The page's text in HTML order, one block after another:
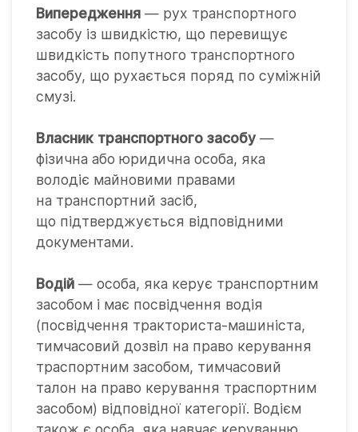
Випередження — рух транспортного
засобу із швидкістю, що перевищує
швидкість попутного транспортного
засобу, що рухається поряд по суміжній
смузі.
Власник транспортного засобу—
фізична або юридична особа, яка
володіє майновими правами
на транспортний засіб,
що підтверджується відповідними
документами.
Водій — особа, яка керує транспортним
засобом і має посвідчення водія
(посвідчення тракториста-машиніста,
тимчасовий дозвіл на право керування
траспортним засобом, тимчасовий
талон на право керування траспортним
засобом) відповідної категорії. Водієм